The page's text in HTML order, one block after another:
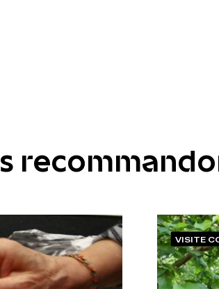
VISITE